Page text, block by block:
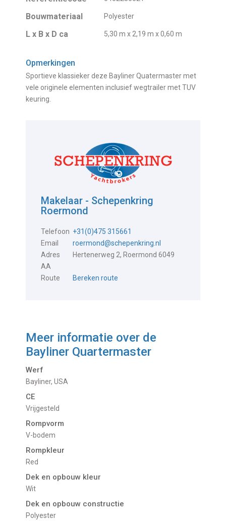
Bouwmateriaal Polyester
L x B x D ca 5,30 m x 2,19 m x 0,60 m
Opmerkingen
Sportieve klassieker deze Bayliner Quatermaster met
vele originele elementen inclusief wegtrailer met TUV
keuring.
Makelaar - Schepenkring
Roermond
Telefoon +31(0)475 315661
Email
roermond@schepenkring.nl
Adres
Hertenerweg 2, Roermond 6049
AA
Route
Bereken route
Meer informatie over de
Bayliner Quartermaster
Werf
Bayliner, USA
CE
Vrijgesteld
Rompvorm
V-bodem
Rompkleur
red
Dek en opbouw kleur
Wit
Dek en opbouw constructie
Polyester